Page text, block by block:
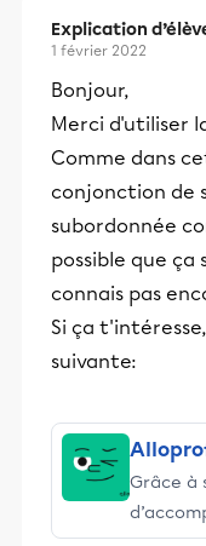
Explication
1 février 2022
Bonjour,
Merci d'utiliser
Comme dans
conjonction de
subordonnée
possible que ça
connais pas
Si ça
suivante:
Grâce à